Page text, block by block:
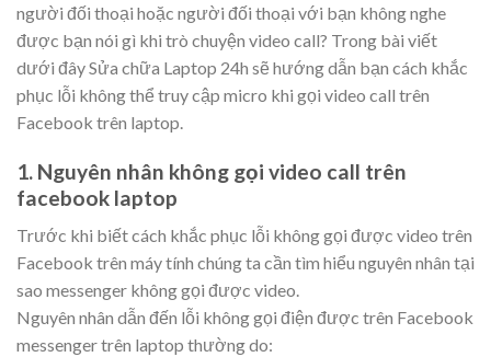
người đối thoại hoặc người đối thoại với bạn không nghe
được bạn nói gì khi trò chuyện video call? Trong bài viết
dưới đây Sửa chữa Laptop 24h sẽ hướng dẫn bạn cách khắc
phục lỗi không thể truy cập micro khi gọi video call trên
Facebook trên laptop.
1. Nguyên nhân không gọi video call trên
facebook laptop
Trước khi biết cách khắc phục lỗi không gọi được video trên
Facebook trên máy tính chúng ta cần tìm hiểu nguyên nhân tại
sao messenger không gọi được video.
Nguyên nhân dẫn đến lỗi không gọi điện được trên Facebook
messenger trên laptop thường do: